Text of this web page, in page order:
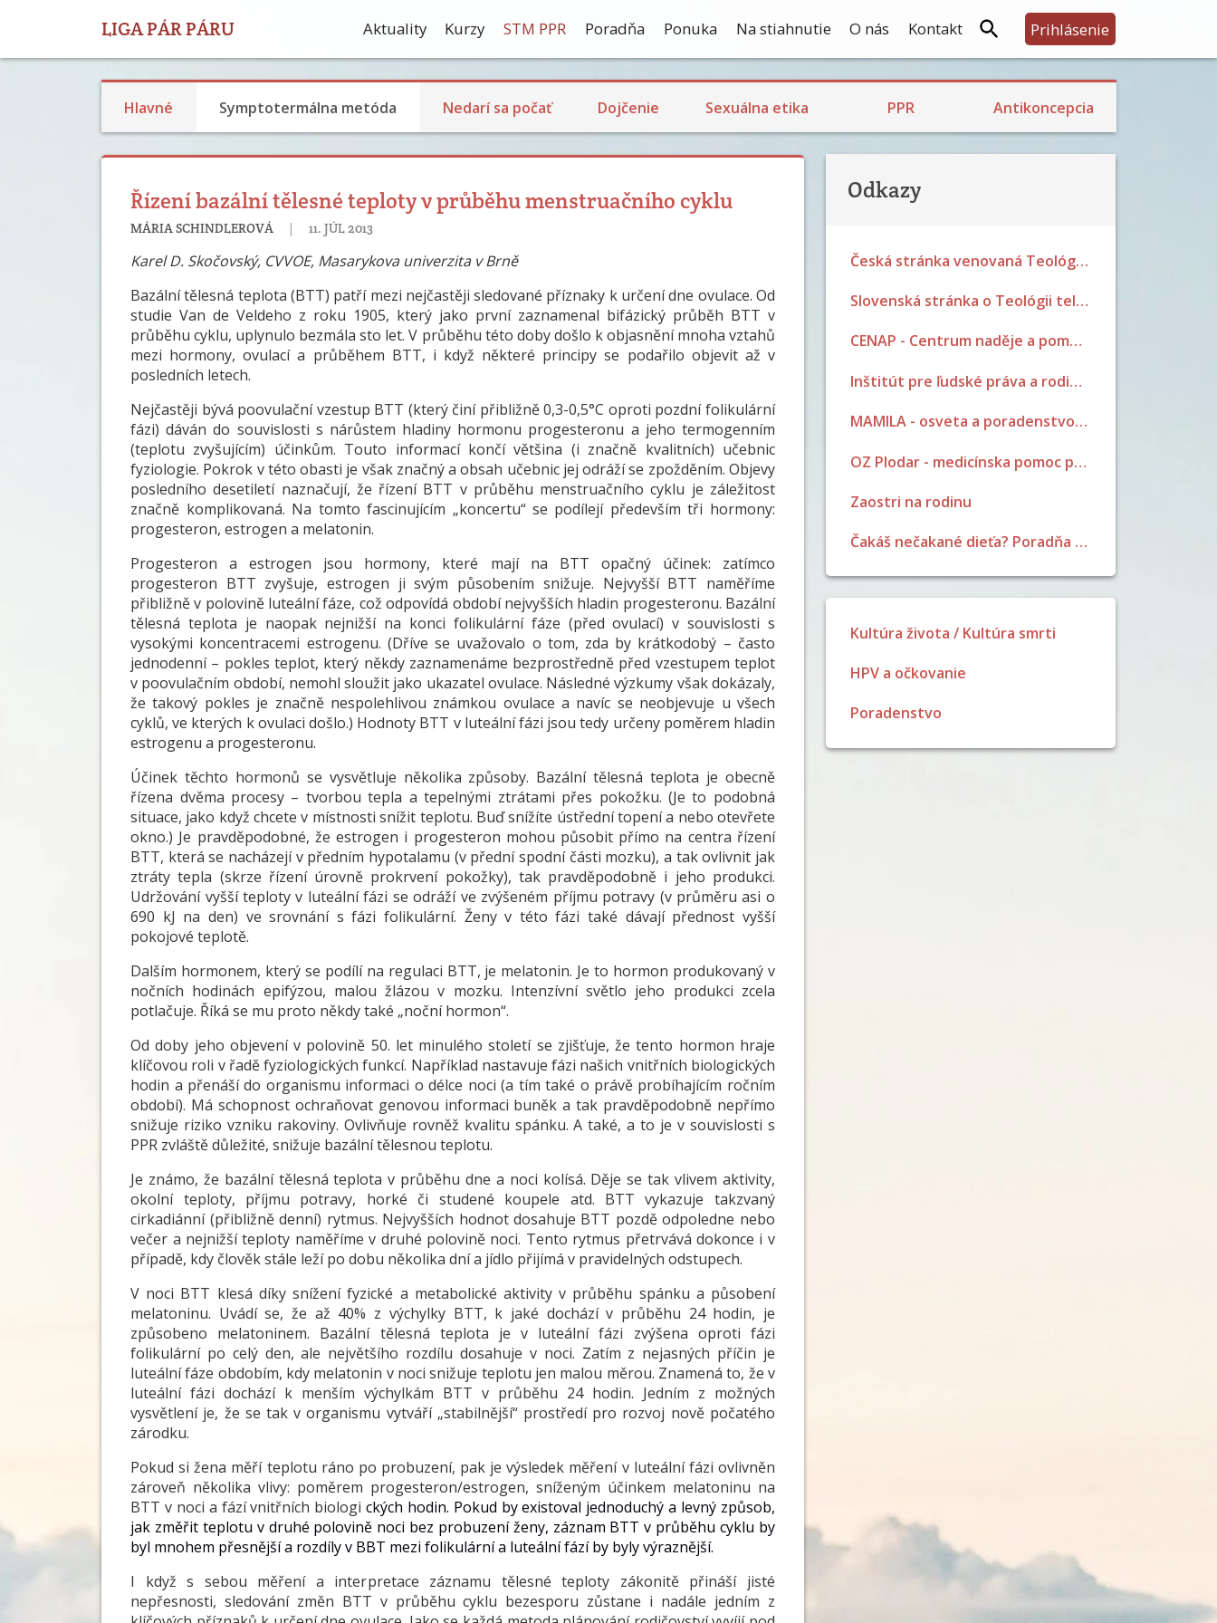
LIGA PÁR PÁRU Prihlásenie
Aktuality Kurzy STM PPR Poradňa Ponuka Na stiahnutie O nás Kontakt
Hlavné Symptotermálna metóda Nedarí sa počať Dojčenie Sexuálna etika PPR Antikoncepcia
Řízení bazální tělesné teploty v průběhu menstruačního cyklu
MÁRIA SCHINDLEROVÁ |11. JÚL 2013
Karel D. Skočovský, CVVOE, Masarykova univerzita v Brně
Bazální tělesná teplota (BTT) patří mezi nejčastěji sledované příznaky k určení dne ovulace. Od
studie Van de Veldeho z roku 1905, který jako první zaznamenal bifázický průběh BTT v
průběhu cyklu, uplynulo bezmála sto let. V průběhu této doby došlo k objasnění mnoha vztahů
mezi hormony, ovulací a průběhem BTT, i když některé principy se podařilo objevit až v
posledních letech.
Nejčastěji bývá poovulační vzestup BTT (který činí přibližně 0,3-0,5°C oproti pozdní folikulární
fázi) dáván do souvislosti s nárůstem hladiny hormonu progesteronu a jeho termogenním
(teplotu zvyšujícím) účinkům. Touto informací končí většina (i značně kvalitních) učebnic
fyziologie. Pokrok v této obasti je však značný a obsah učebnic jej odráží se zpožděním. Objevy
posledního desetiletí naznačují, že řízení BTT v průběhu menstruačního cyklu je záležitost
značně komplikovaná. Na tomto fascinujícím „koncertu“ se podílejí především tři hormony:
progesteron, estrogen a melatonin.
Progesteron a estrogen jsou hormony, které mají na BTT opačný účinek: zatímco
progesteron BTT zvyšuje, estrogen ji svým působením snižuje. Nejvyšší BTT naměříme
přibližně v polovině luteální fáze, což odpovídá období nejvyšších hladin progesteronu. Bazální
tělesná teplota je naopak nejnižší na konci folikulární fáze (před ovulací) v souvislosti s
vysokými koncentracemi estrogenu. (Dříve se uvažovalo o tom, zda by krátkodobý – často
jednodenní – pokles teplot, který někdy zaznamenáme bezprostředně před vzestupem teplot
v poovulačním období, nemohl sloužit jako ukazatel ovulace. Následné výzkumy však dokázaly,
že takový pokles je značně nespolehlivou známkou ovulace a navíc se neobjevuje u všech
cyklů, ve kterých k ovulaci došlo.) Hodnoty BTT v luteální fázi jsou tedy určeny poměrem hladin
estrogenu a progesteronu.
Účinek těchto hormonů se vysvětluje několika způsoby. Bazální tělesná teplota je obecně
řízena dvěma procesy – tvorbou tepla a tepelnými ztrátami přes pokožku. (Je to podobná
situace, jako když chcete v místnosti snížit teplotu. Buď snížíte ústřední topení a nebo otevřete
okno.) Je pravděpodobné, že estrogen i progesteron mohou působit přímo na centra řízení
BTT, která se nacházejí v předním hypotalamu (v přední spodní části mozku), a tak ovlivnit jak
ztráty tepla (skrze řízení úrovně prokrvení pokožky), tak pravděpodobně i jeho produkci.
Udržování vyšší teploty v luteální fázi se odráží ve zvýšeném příjmu potravy (v průměru asi o
690 kJ na den) ve srovnání s fázi folikulární. Ženy v této fázi také dávají přednost vyšší
pokojové teplotě.
Dalším hormonem, který se podílí na regulaci BTT, je melatonin. Je to hormon produkovaný v
nočních hodinách epifýzou, malou žlázou v mozku. Intenzívní světlo jeho produkci zcela
potlačuje. Říká se mu proto někdy také „noční hormon“.
Od doby jeho objevení v polovině 50. let minulého století se zjišťuje, že tento hormon hraje
klíčovou roli v řadě fyziologických funkcí. Například nastavuje fázi našich vnitřních biologických
hodin a přenáší do organismu informaci o délce noci (a tím také o právě probíhajícím ročním
období). Má schopnost ochraňovat genovou informaci buněk a tak pravděpodobně nepřímo
snižuje riziko vzniku rakoviny. Ovlivňuje rovněž kvalitu spánku. A také, a to je v souvislosti s
PPR zvláště důležité, snižuje bazální tělesnou teplotu.
Je známo, že bazální tělesná teplota v průběhu dne a noci kolísá. Děje se tak vlivem aktivity,
okolní teploty, příjmu potravy, horké či studené koupele atd. BTT vykazuje takzvaný
cirkadiánní (přibližně denní) rytmus. Nejvyšších hodnot dosahuje BTT pozdě odpoledne nebo
večer a nejnižší teploty naměříme v druhé polovině noci. Tento rytmus přetrvává dokonce i v
případě, kdy člověk stále leží po dobu několika dní a jídlo přijímá v pravidelných odstupech.
V noci BTT klesá díky snížení fyzické a metabolické aktivity v průběhu spánku a působení
melatoninu. Uvádí se, že až 40% z výchylky BTT, k jaké dochází v průběhu 24 hodin, je
způsobeno melatoninem. Bazální tělesná teplota je v luteální fázi zvýšena oproti fázi
folikulární po celý den, ale největšího rozdílu dosahuje v noci. Zatím z nejasných příčin je
luteální fáze obdobím, kdy melatonin v noci snižuje teplotu jen malou měrou. Znamená to, že v
luteální fázi dochází k menším výchylkám BTT v průběhu 24 hodin. Jedním z možných
vysvětlení je, že se tak v organismu vytváří „stabilnější“ prostředí pro rozvoj nově počatého
zárodku.
Pokud si žena měří teplotu ráno po probuzení, pak je výsledek měření v luteální fázi ovlivněn
zároveň několika vlivy: poměrem progesteron/estrogen, sníženým účinkem melatoninu na
BTT v noci a fází vnitřních biologických hodin. Pokud by existoval jednoduchý a levný způsob,
jak změřit teplotu v druhé polovině noci bez probuzení ženy, záznam BTT v průběhu cyklu by
byl mnohem přesnější a rozdíly v BBT mezi folikulární a luteální fází by byly výraznější.
I když s sebou měření a interpretace záznamu tělesné teploty zákonitě přináší jisté
nepřesnosti, sledování změn BTT v průběhu cyklu bezesporu zůstane i nadále jedním z
Odkazy
Česká stránka venovaná Teológii tela Jána Pavla II.
Slovenská stránka o Teológii tela Jána Pavla II.
CENAP - Centrum naděje a pomoci Brno
Inštitút pre ľudské práva a rodinnú politiku
MAMILA - osveta a poradenstvo pri dojčení
OZ Plodar - medicínska pomoc pri neplodnosti
Zaostri na rodinu
Čakáš nečakané dieťa? Poradňa pre ženy a dievčatá
Kultúra života / Kultúra smrti
HPV a očkovanie
Poradenstvo